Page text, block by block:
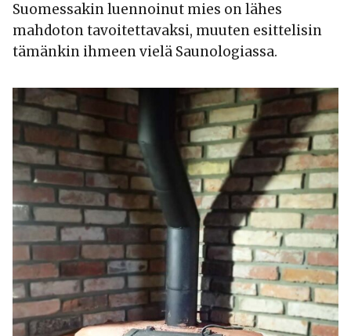
Suomessakin luennoinut mies on lähes
mahdoton tavoitettavaksi, muuten esittelisin
tämänkin ihmeen vielä Saunologiassa.